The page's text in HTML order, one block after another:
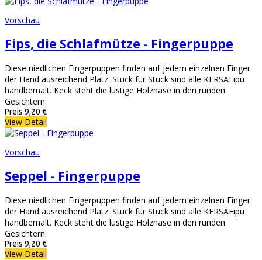
Vorschau
Fips, die Schlafmütze - Fingerpuppe
Diese niedlichen Fingerpuppen finden auf jedem einzelnen Finger
der Hand ausreichend Platz. Stück für Stück sind alle KERSAFipu
handbemalt. Keck steht die lustige Holznase in den runden
Gesichtern.
Preis 9,20 €
View Detail
Vorschau
Seppel - Fingerpuppe
Diese niedlichen Fingerpuppen finden auf jedem einzelnen Finger
der Hand ausreichend Platz. Stück für Stück sind alle KERSAFipu
handbemalt. Keck steht die lustige Holznase in den runden
Gesichtern.
Preis 9,20 €
View Detail